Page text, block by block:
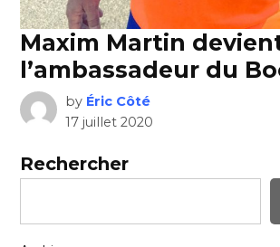
Maxim Martin
l’ambassadeur du
by Éric Côté
17 juillet 2020
Rechercher